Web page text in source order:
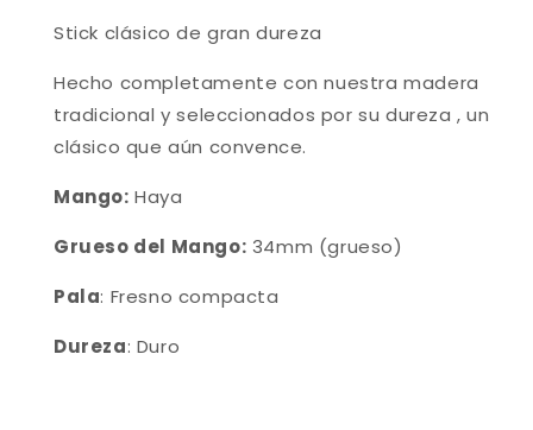
Stick clásico de gran dureza
Hecho completamente con nuestra madera
tradicional y seleccionados por su dureza , un
clásico que aún convence.
Mango: Haya
Grueso del Mango: 34mm (grueso)
Pala: Fresno compacta
Dureza: Duro